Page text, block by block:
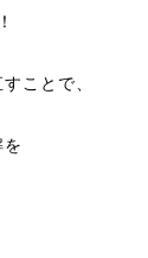
ことで、